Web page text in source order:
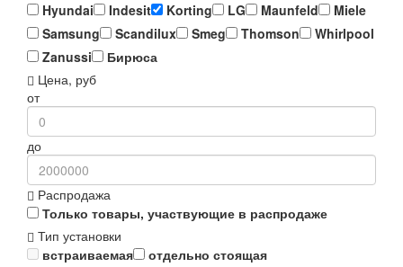
Hyundai
Indesit Korting LG Maunfeld
Miele
Samsung
Scandilux Smeg Thomson
Whirlpool
Zanussi
Бирюса
Цена, руб
от
до
Распродажа
Только товары, участвующие в распродаже
Тип установки
встраиваемая
отдельно стоящая